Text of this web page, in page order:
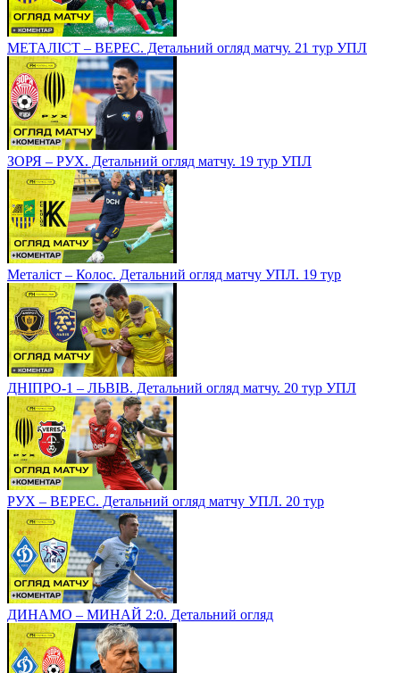
МЕТАЛІСТ – ВЕРЕС. Детальний огляд матчу. 21 тур УПЛ
ЗОРЯ – РУХ. Детальний огляд матчу. 19 тур УПЛ
Металіст – Колос. Детальний огляд матчу УПЛ. 19 тур
ДНІПРО-1 – ЛЬВІВ. Детальний огляд матчу. 20 тур УПЛ
РУХ – ВЕРЕС. Детальний огляд матчу УПЛ. 20 тур
ДИНАМО – МИНАЙ 2:0. Детальний огляд